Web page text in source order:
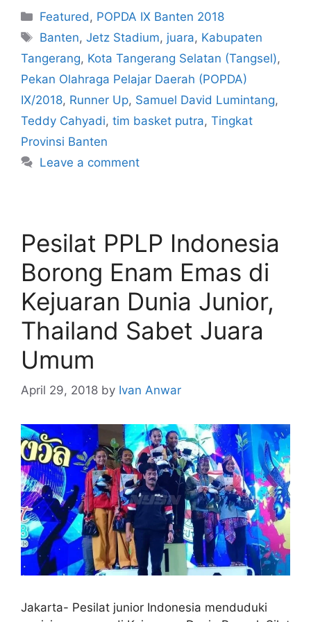
Featured , POPDA IX Banten 2018
Banten,Jetz Stadium, juara, Kabupaten
Tangerang, Kota Tangerang Selatan (Tangsel),
Pekan Olahraga Pelajar Daerah (POPDA)
IX/2018, Runner Up, Samuel David Lumintang,
Teddy Cahyadi, tim basket putra, Tingkat
Provinsi Banten
Leave a comment
Pesilat PPLP Indonesia
Borong Enam Emas di
Kejuaran Dunia Junior,
Thailand Sabet Juara
Umum
April 29, 2018 by Ivan Anwar
Jakarta- Pesilat junior Indonesia menduduki